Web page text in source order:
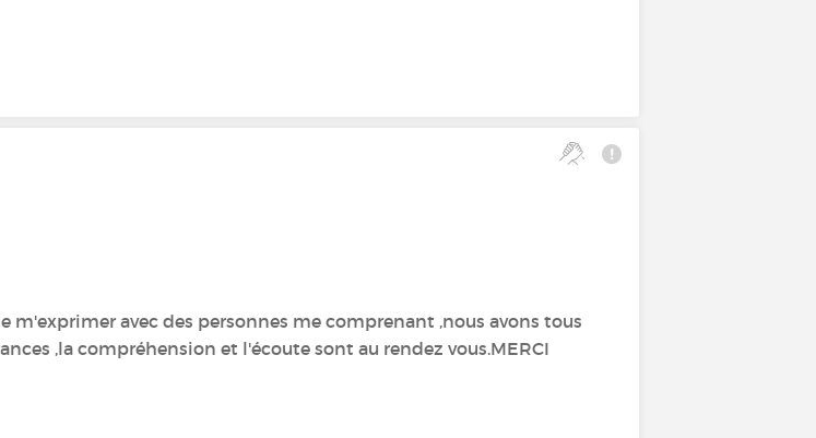
m'exprimer avec des personnes me comprenant ,nous avons tous
,la compréhension et l'écoute sont au rendez vous.MERCI